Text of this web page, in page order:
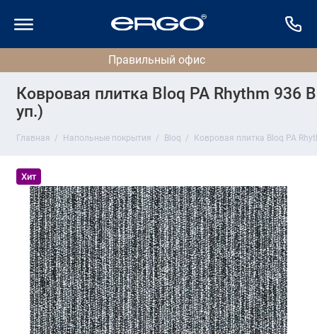
Ковровая плитка Bloq PA Rhythm
уп.)
Главная Напольные покрытия Bloq Ковровая плитка Bloq PA
Хит